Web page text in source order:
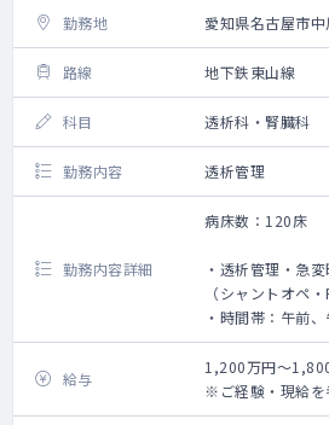
勤務地 愛知県名古屋市中
路線 地下鉄東山線
科目 透析科・腎臓科
勤務内容 透析管理
勤務内容詳細
病床数：120床
・透析管理・急
（シャントオペ
・時間帯：午前
給与
1,200万円～
※ご経験・現給を